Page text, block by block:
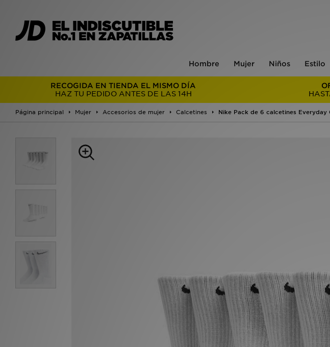
Hombre Mujer Niños Estilo
RECOGIDA EN TIENDA EL MISMO DÍA
HAZ TU PEDIDO ANTES DE LAS 14H
Página principal Mujer Accesorios de mujer Calcetines Nike Pack de 6 calcetines Everyday